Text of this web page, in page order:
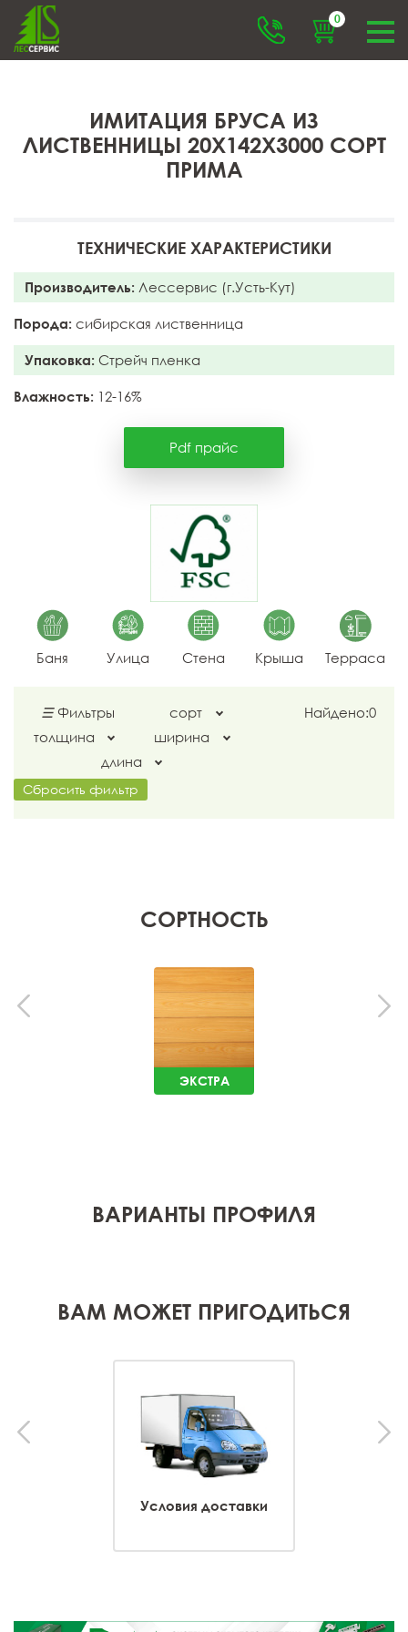
0
ИМИТАЦИЯ БРУСА ИЗ
ЛИСТВЕННИЦЫ 20X142X3000 СОРТ
ПРИМА
ТЕХНИЧЕСКИЕ ХАРАКТЕРИСТИКИ
Производитель: Лессервис (г.Усть-Кут)
Порода: сибирская лиственница
Упаковка: Стрейч пленка
Влажность: 12-16%
Pdf прайс
Баня Улица Стена Крыша Терраса
☰ Фильтры
сорт
толщина
ширина
длина
Найдено:0
Сбросить фильтр
СОРТНОСТЬ
ЭКСТРА
ВАРИАНТЫ ПРОФИЛЯ
ВАМ МОЖЕТ ПРИГОДИТЬСЯ
Условия доставки